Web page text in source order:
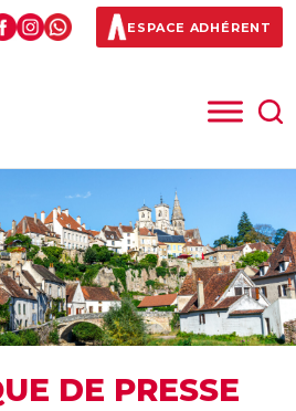
ESPACE ADHÉRENT
DE PRESSE